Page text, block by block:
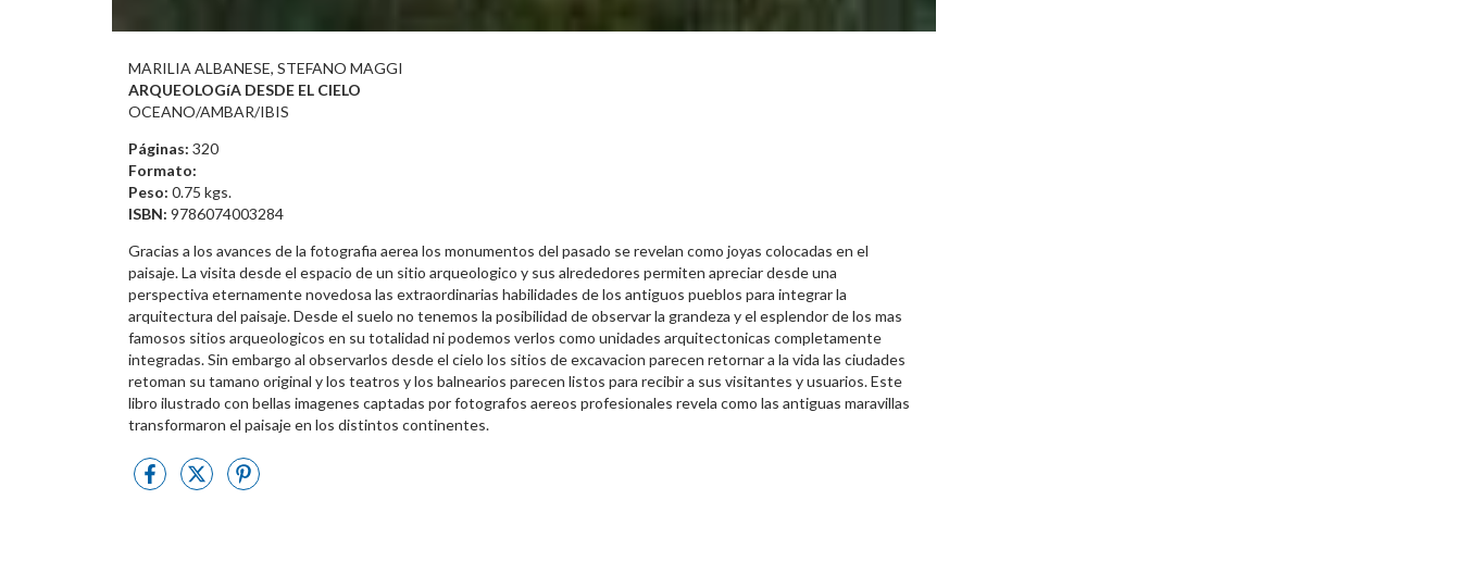
MARILIA ALBANESE, STEFANO MAGGI
ARQUEOLOGíA DESDE EL CIELO
OCEANO/AMBAR/IBIS
Páginas: 320
Formato:
Peso: 0.75 kgs.
ISBN: 9786074003284
Gracias a los avances de la fotografia aerea los monumentos del pasado se revelan como joyas colocadas en el
paisaje. La visita desde el espacio de un sitio arqueologico y sus alrededores permiten apreciar desde una
perspectiva eternamente novedosa las extraordinarias habilidades de los antiguos pueblos para integrar la
arquitectura del paisaje. Desde el suelo no tenemos la posibilidad de observar la grandeza y el esplendor de los mas
famosos sitios arqueologicos en su totalidad ni podemos verlos como unidades arquitectonicas completamente
integradas. Sin embargo al observarlos desde el cielo los sitios de excavacion parecen retornar a la vida las ciudades
retoman su tamano original y los teatros y los balnearios parecen listos para recibir a sus visitantes y usuarios. Este
libro ilustrado con bellas imagenes captadas por fotografos aereos profesionales revela como las antiguas maravillas
transformaron el paisaje en los distintos continentes.